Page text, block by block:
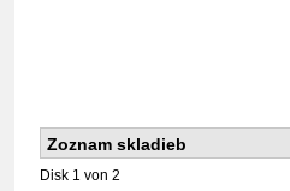
Zoznam skladieb
Disk 1 von 2